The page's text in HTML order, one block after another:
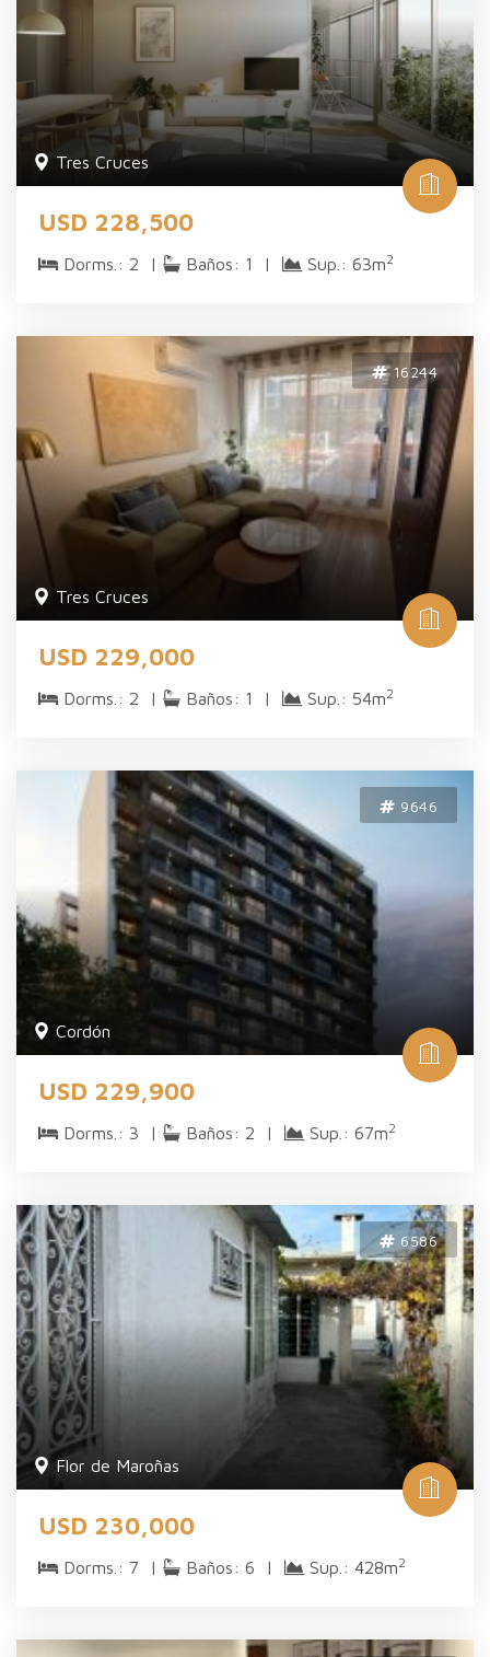
Tres Cruces
USD 228,500
Dorms.: 2 | Baños: 1 | Sup.: 63m2
16244
Tres Cruces
USD 229,000
Dorms.: 2 | Baños: 1 | Sup.: 54m2
9646
Cordón
USD 229,900
Dorms.: 3 | Baños: 2 | Sup.: 67m2
6586
Flor de Maroñas
USD 230,000
Dorms.: 7 | Baños: 6 | Sup.: 428m2